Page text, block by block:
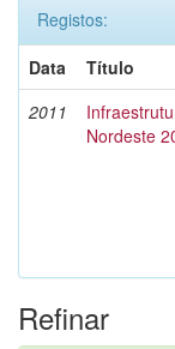
Registos:
Data
Título
2011
Nordeste
Refinar